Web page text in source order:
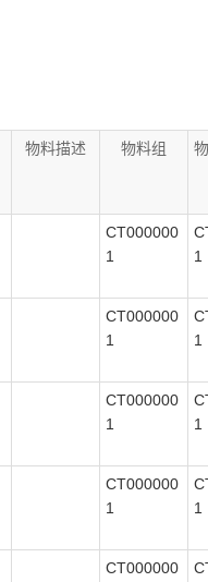
物料描述 物料组
CT000000
1
1
CT000000
1
1
CT000000
1
1
CT000000
1
1
CT000000